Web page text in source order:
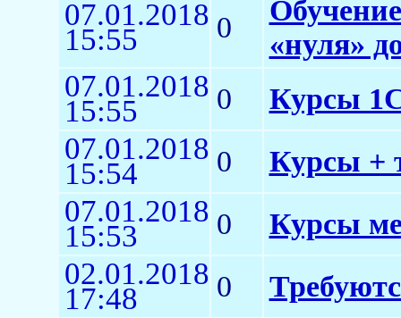
07.01.2018
15:55 0
«нуля»
07.01.2018
15:55 0 Курсы
07.01.2018
15:54 0 Курсы +
07.01.2018
15:53 0 Курсы
02.01.2018
17:48 0